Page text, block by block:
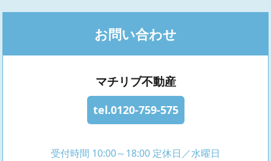
お問い合わせ
マチリブ不動産
tel.0120-759-575
受付時間 10:00～18:00 定休日／水曜日